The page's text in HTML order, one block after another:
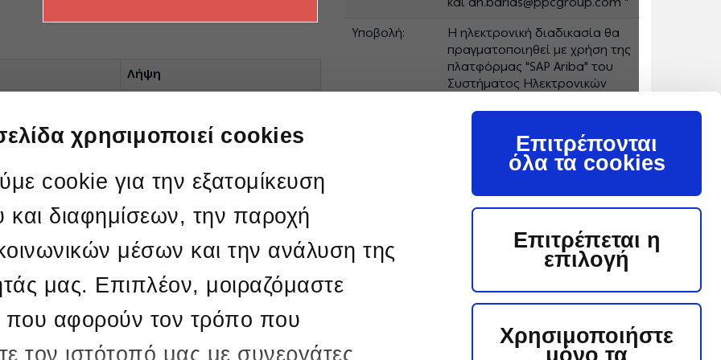
χρησιμοποιεί cookies
cookie για την εξατομίκευση
και διαφημίσεων, την παροχή
μέσων και την ανάλυση της
μας. Επιπλέον, μοιραζόμαστε
που αφορούν τον τρόπο που
τον ιστότοπό μας με συνεργάτες
Επιτρέπονται
όλα τα cookies
Επιτρέπεται η
επιλογή
Χρησιμοποιήστε
μόνο τα
Υποβολή:
Η ηλεκτρονική διαδικασία θα
πραγματοποιηθεί με χρήση της
πλατφόρμας "SAP Ariba" του
Συστήματος Ηλεκτρονικών
Σύστημα.
Ο διαγωνισμός είναι διαθέσιμος για
"Οι ενδιαφερόμενοι μπορούν να κατεβάσουν
δωρεάν από την επίσημη ιστοσελίδα (site) της
Ηλεκτρονική Υποβολή, τις Οδηγίες Χρήσης για
την Εγγραφή και το Εγχειρίδιο Χρήσης του
Συστήματος. Η παραπάνω διαδικασία δεν
απαιτείται για τους ενδιαφερόμενους που
Λήψη
Λήψη
Λήψη
Λήψη